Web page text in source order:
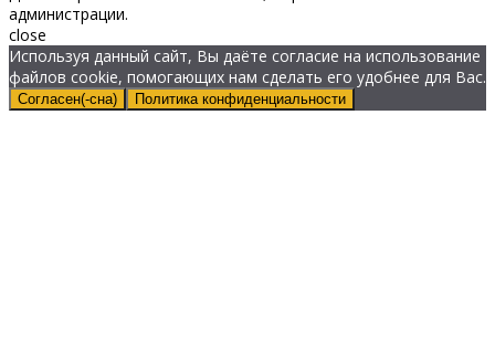
администрации.
close
Используя данный сайт, Вы даёте согласие на использование
файлов cookie, помогающих нам сделать его удобнее для Вас.
Согласен(-сна) Политика конфиденциальности